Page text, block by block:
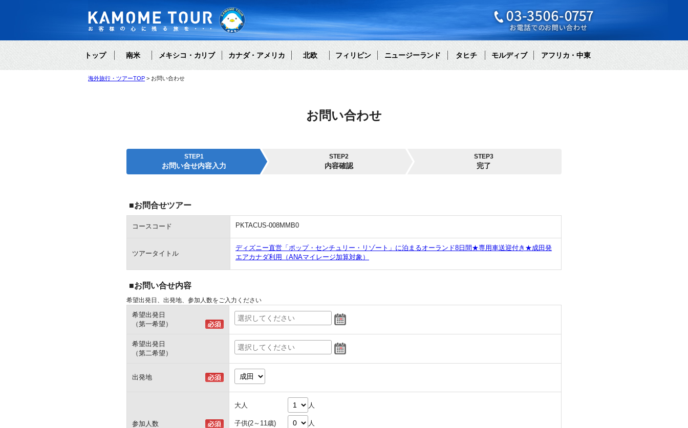
トップ 南米 メキシコ・カリブ カナダ・アメリカ 北欧 フィリピン ニュージーランド タヒチ モルディブ アフリカ・中東
海外旅行・ツアーTOP お問い合わせ
お問い合わせ
STEP1
お問い合せ内容入力
STEP2
内容確認
STEP3
完了
■お問合せツアー
コースコード PKTACUS-008MMB0
ツアータイトル
ディズニー直営「ポップ・センチュリー・リゾート」に泊まるオーランド8日間★専用車送迎付き★成田発
エアカナダ利用（ANAマイレージ加算対象）
■お問い合せ内容
希望出発日、出発地、参加人数をご入力ください
希望出発日
（第一希望）
希望出発日
（第二希望）
出発地
参加人数
大人 人
子供(2～11歳) 人